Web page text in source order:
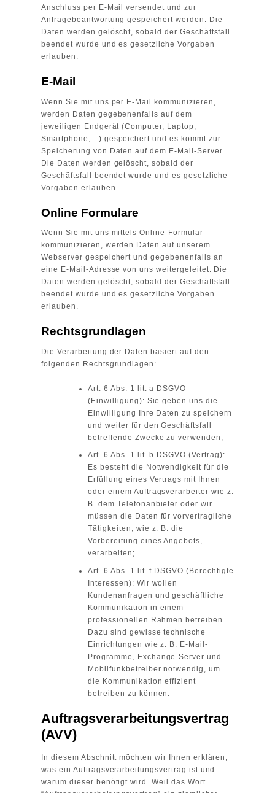
Anschluss per E-Mail versendet und zur
Anfragebeantwortung gespeichert werden. Die
Daten werden gelöscht, sobald der Geschäftsfall
beendet wurde und es gesetzliche Vorgaben
erlauben.
E-Mail
Wenn Sie mit uns per E-Mail kommunizieren,
werden Daten gegebenenfalls auf dem
jeweiligen Endgerät (Computer, Laptop,
Smartphone,…) gespeichert und es kommt zur
Speicherung von Daten auf dem E-Mail-Server.
Die Daten werden gelöscht, sobald der
Geschäftsfall beendet wurde und es gesetzliche
Vorgaben erlauben.
Online Formulare
Wenn Sie mit uns mittels Online-Formular
kommunizieren, werden Daten auf unserem
Webserver gespeichert und gegebenenfalls an
eine E-Mail-Adresse von uns weitergeleitet. Die
Daten werden gelöscht, sobald der Geschäftsfall
beendet wurde und es gesetzliche Vorgaben
erlauben.
Rechtsgrundlagen
Die Verarbeitung der Daten basiert auf den
folgenden Rechtsgrundlagen:
Art. 6 Abs. 1 lit. a DSGVO
(Einwilligung): Sie geben uns die
Einwilligung Ihre Daten zu speichern
und weiter für den Geschäftsfall
betreffende Zwecke zu verwenden;
Art. 6 Abs. 1 lit. b DSGVO (Vertrag):
Es besteht die Notwendigkeit für die
Erfüllung eines Vertrags mit Ihnen
oder einem Auftragsverarbeiter wie z.
B. dem Telefonanbieter oder wir
müssen die Daten für vorvertragliche
Tätigkeiten, wie z. B. die
Vorbereitung eines Angebots,
verarbeiten;
Art. 6 Abs. 1 lit. f DSGVO (Berechtigte
Interessen): Wir wollen
Kundenanfragen und geschäftliche
Kommunikation in einem
professionellen Rahmen betreiben.
Dazu sind gewisse technische
Einrichtungen wie z. B. E-Mail-
Programme, Exchange-Server und
Mobilfunkbetreiber notwendig, um
die Kommunikation effizient
betreiben zu können.
Auftragsverarbeitungsvertrag
(AVV)
In diesem Abschnitt möchten wir Ihnen erklären,
was ein Auftragsverarbeitungsvertrag ist und
warum dieser benötigt wird. Weil das Wort